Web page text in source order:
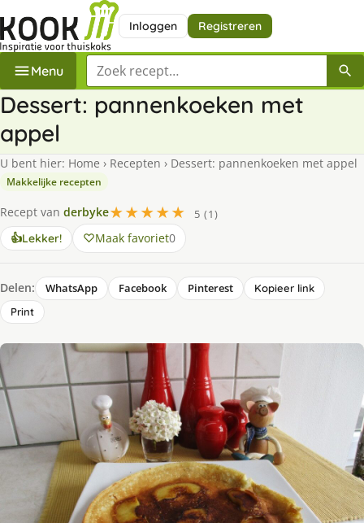
Inloggen Registreren
Menu Zoek een recept
Dessert: pannenkoeken met
appel
U bent hier: Home › Recepten › Dessert: pannenkoeken met appel
Makkelijke recepten
Recept van derbyke★★★★★
5 (1)
👍Lekker! Maak favoriet0
Delen: WhatsApp Facebook Pinterest
Kopieer link
Print